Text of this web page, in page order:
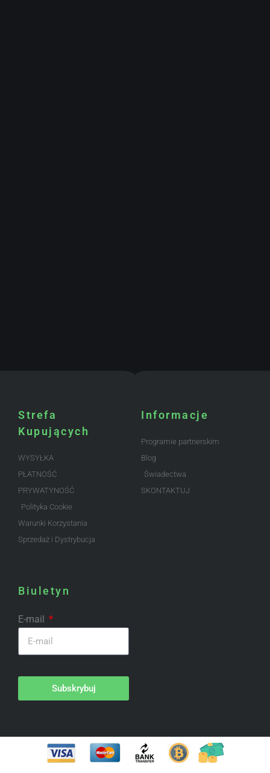
Strefa
Kupujących
WYSYŁKA
PŁATNOŚĆ
PRYWATYNOŚĆ
Polityka Cookie
Warunki Korzystania
Sprzedaż i Dystrybucja
Informacje
Programie partnerskim
Blog
Świadectwa
SKONTAKTUJ
Biuletyn
E-mail
Subskrybuj